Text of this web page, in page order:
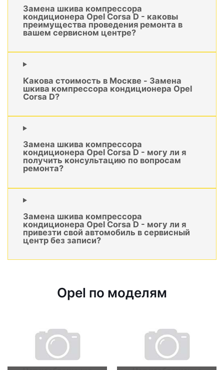
Замена шкива компрессора
кондиционера Opel Corsa D - каковы
преимущества проведения ремонта в
вашем сервисном центре?
Какова стоимость в Москве - Замена
шкива компрессора кондиционера Opel
Corsa D?
Замена шкива компрессора
кондиционера Opel Corsa D - могу ли я
получить консультацию по вопросам
ремонта?
Замена шкива компрессора
кондиционера Opel Corsa D - могу ли я
привезти свой автомобиль в сервисный
центр без записи?
Opel по моделям